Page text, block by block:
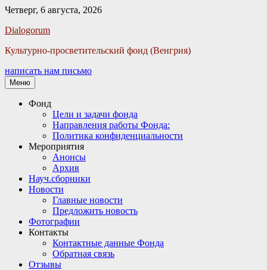
Четверг, 6 августа, 2026
Dialogorum
Культурно-просветительский фонд (Венгрия)
написать нам письмо
Меню
Основное
Фонд
Цели и задачи фонда
Направления работы Фонда:
Политика конфиденциальности
Мероприятия
Анонсы
Архив
Науч.сборники
Новости
Главные новости
Предложить новость
Фотографии
Контакты
Контактные данные Фонда
Обратная связь
Отзывы